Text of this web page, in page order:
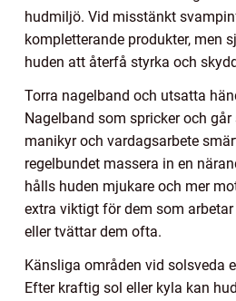
hudmiljö. Vid misstänkt
kompletterande produkter, men
huden att återfå styrka och
Torra nagelband och utsatta
Nagelband som spricker och
manikyr och vardagsarbete
regelbundet massera in en
hålls huden mjukare och mer
extra viktigt för dem som
eller tvättar dem ofta.
Känsliga områden vid solsveda
Efter kraftig sol eller kyla kan